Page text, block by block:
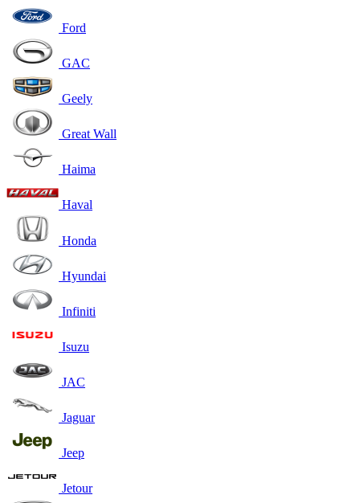
Ford
GAC
Geely
Great Wall
Haima
Haval
Honda
Hyundai
Infiniti
Isuzu
JAC
Jaguar
Jeep
Jetour